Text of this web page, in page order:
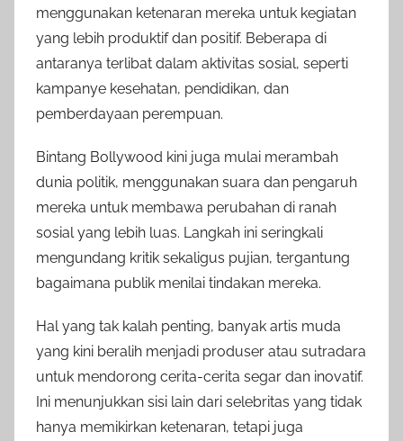
menggunakan ketenaran mereka untuk kegiatan
yang lebih produktif dan positif. Beberapa di
antaranya terlibat dalam aktivitas sosial, seperti
kampanye kesehatan, pendidikan, dan
pemberdayaan perempuan.
Bintang Bollywood kini juga mulai merambah
dunia politik, menggunakan suara dan pengaruh
mereka untuk membawa perubahan di ranah
sosial yang lebih luas. Langkah ini seringkali
mengundang kritik sekaligus pujian, tergantung
bagaimana publik menilai tindakan mereka.
Hal yang tak kalah penting, banyak artis muda
yang kini beralih menjadi produser atau sutradara
untuk mendorong cerita-cerita segar dan inovatif.
Ini menunjukkan sisi lain dari selebritas yang tidak
hanya memikirkan ketenaran, tetapi juga